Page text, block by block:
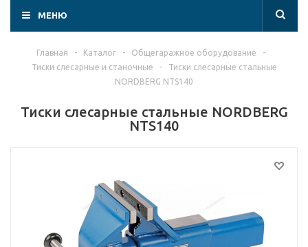
МЕНЮ
Главная - Каталог - Общегаражное оборудование
-
Тиски слесарные и станочные
-
Тиски слесарные стальные
NORDBERG NTS140
Тиски слесарные стальные NORDBERG
NTS140